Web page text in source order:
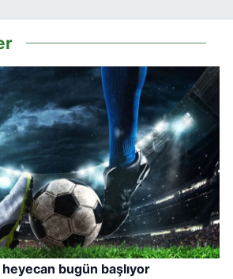
heyecan bugün başlıyor